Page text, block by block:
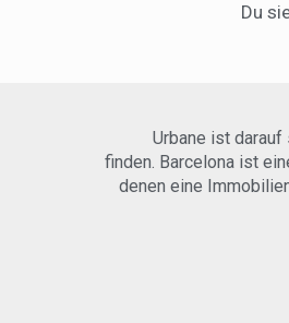
Du
Urbane ist
finden. Barcelona ist
denen eine